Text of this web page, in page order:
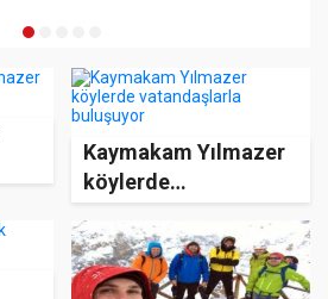
Kaymakam Yılmazer
köylerde
vatandaşlarla
buluşuyor